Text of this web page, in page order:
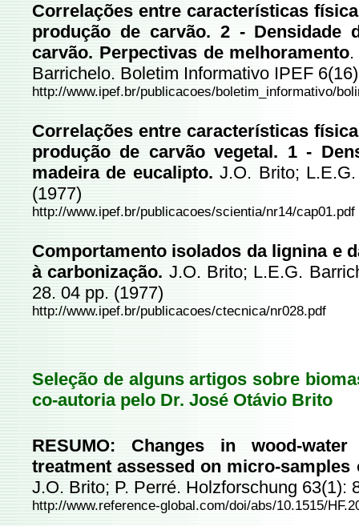
Correlações entre características
produção de carvão. 2 - Densidade
carvão. Perpectivas de melhoramento
Barrichelo. Boletim Informativo IPEF
http://www.ipef.br/publicacoes/boletim_informativo/
Correlações entre características
produção de carvão vegetal. 1 -
madeira de eucalipto.J.O. Brito;
(1977)
http://www.ipef.br/publicacoes/scientia/nr14/cap01.pdf
Comportamento isolados da lignina e
à carbonização. J.O. Brito; L.E.G.
28. 04 pp. (1977)
http://www.ipef.br/publicacoes/ctecnica/nr028.pdf
Seleção de alguns artigos sobre
co-autoria pelo Dr. José Otávio Brito
RESUMO: Changes in wood-
treatment assessed on micro-
J.O. Brito; P. Perré. Holzforschung 63(1):
http://www.reference-global.com/doi/abs/10.1515/